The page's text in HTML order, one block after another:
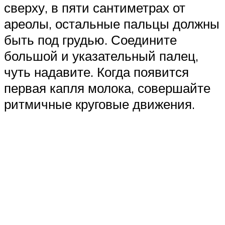
сверху, в пяти сантиметрах от
ареолы, остальные пальцы должны
быть под грудью. Соедините
большой и указательный палец,
чуть надавите. Когда появится
первая капля молока, совершайте
ритмичные круговые движения.